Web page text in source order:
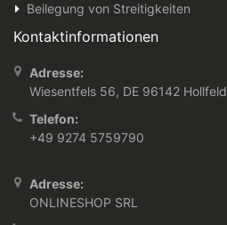
Beilegung von Streitigkeiten
Kontaktinformationen
Adresse:
Wiesentfels 56, DE 96142 Hollfeld
Telefon:
+49 9274 5759790
Adresse:
ONLINESHOP SRL